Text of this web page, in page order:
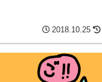
2018.10.25